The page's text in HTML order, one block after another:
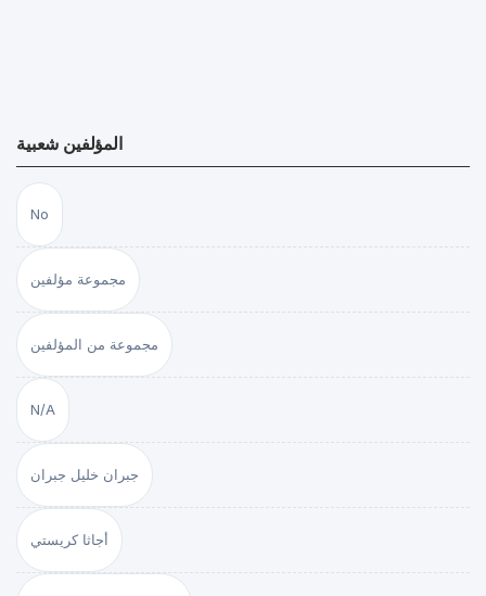
المؤلفين شعبية
No
مجموعة مؤلفين
مجموعة من المؤلفين
N/A
جبران خليل جبران
أجاثا كريستي